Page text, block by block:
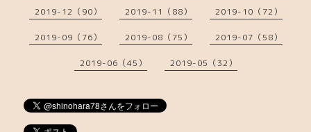
2019-12（90） 2019-11（88） 2019-10（72）
2019-09（76） 2019-08（75） 2019-07（58）
2019-06（45） 2019-05（32）